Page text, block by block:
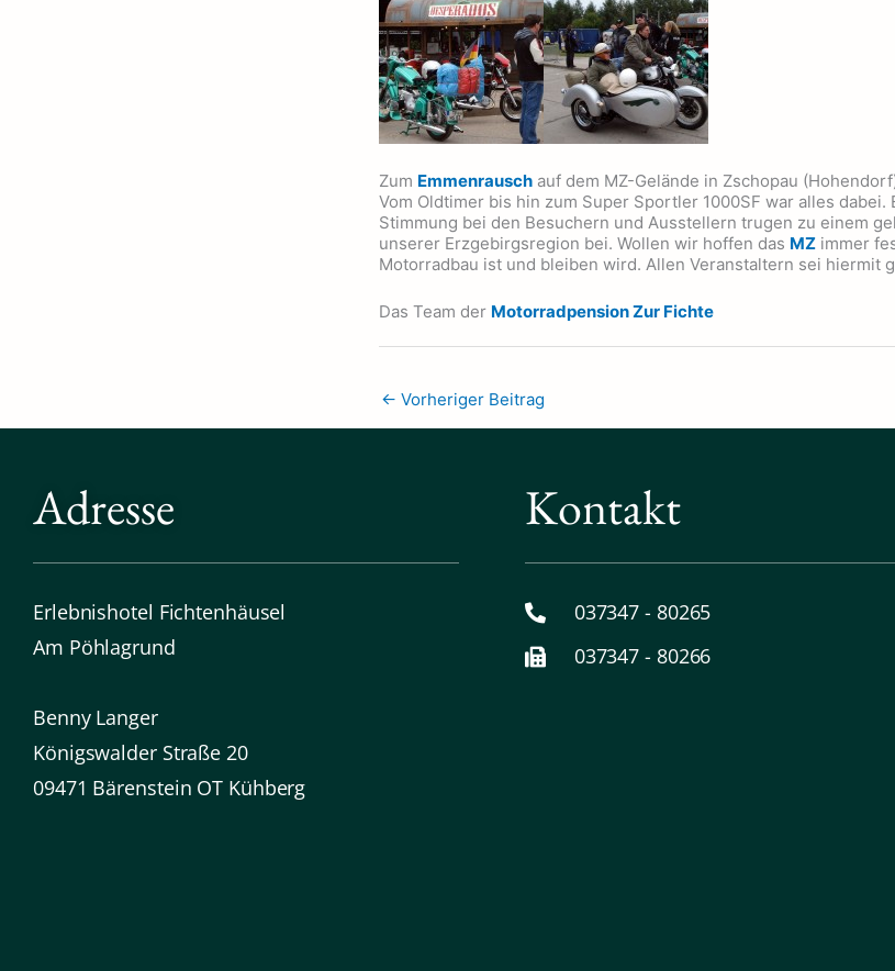
Zum Emmenrausch auf dem MZ-Gelände in Zschopau
Vom Oldtimer bis hin zum Super Sportler 1000SF war alles dabei.
Stimmung bei den Besuchern und Ausstellern trugen zu einem
unserer Erzgebirgsregion bei. Wollen wir hoffen das MZ immer
Motorradbau ist und bleiben wird. Allen Veranstaltern sei hiermit
Das Team der Motorradpension Zur Fichte
← Vorheriger Beitrag
Adresse
Erlebnishotel Fichtenhäusel
Am Pöhlagrund
Benny Langer
Königswalder Straße 20
09471 Bärenstein OT Kühberg
Kontakt
037347 - 80265
037347 - 80266